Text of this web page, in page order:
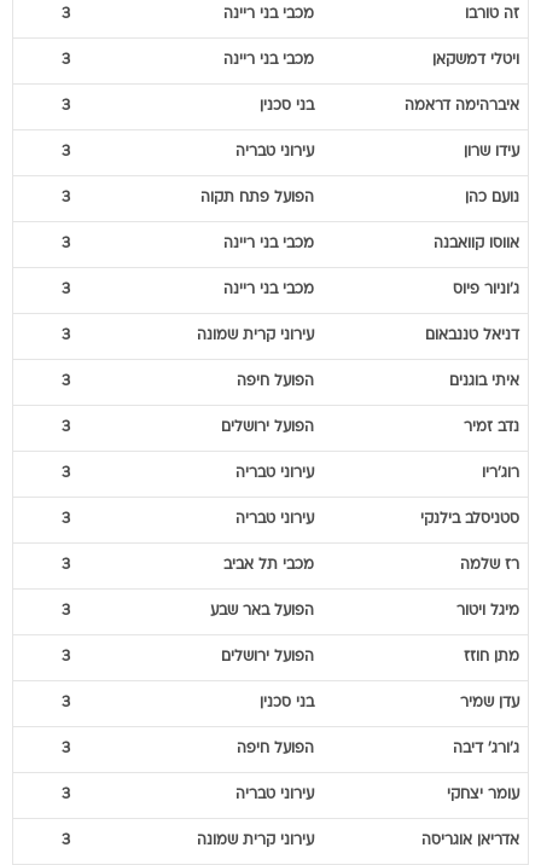
זה טורבו מכבי בני ריינה 3
ויטלי דמשקאן מכבי בני ריינה 3
איברהימה דראמה בני סכנין 3
עידו שרון עירוני טבריה 3
נועם כהן הפועל פתח תקוה 3
אווסו קוואבנה מכבי בני ריינה 3
ג'וניור פיוס מכבי בני ריינה 3
דניאל טננבאום עירוני קרית שמונה 3
איתי בוגנים הפועל חיפה 3
נדב זמיר הפועל ירושלים 3
רוג'ריו עירוני טבריה 3
סטניסלב בילנקי עירוני טבריה 3
רז שלמה מכבי תל אביב 3
מיגל ויטור הפועל באר שבע 3
מתן חוזז הפועל ירושלים 3
עדן שמיר בני סכנין 3
ג'ורג' דיבה הפועל חיפה 3
עומר יצחקי עירוני טבריה 3
אדריאן אוגריסה עירוני קרית שמונה 3